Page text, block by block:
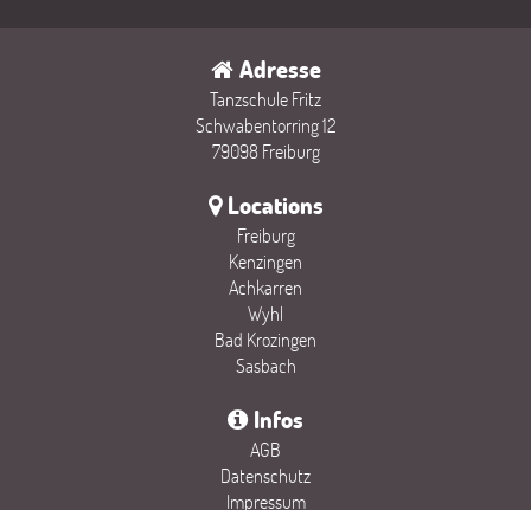
Adresse
Tanzschule Fritz
Schwabentorring 12
79098 Freiburg
Locations
Freiburg
Kenzingen
Achkarren
Wyhl
Bad Krozingen
Sasbach
Infos
AGB
Datenschutz
Impressum